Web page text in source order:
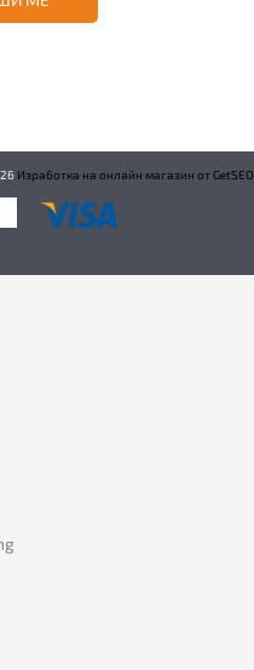
Изработка на онлайн магазин от GetSEO